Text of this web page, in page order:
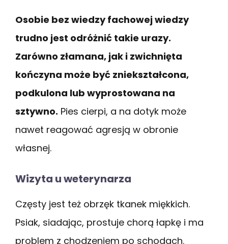
Osobie bez wiedzy fachowej wiedzy
trudno jest odróżnić takie urazy.
Zarówno złamana, jak i zwichnięta
kończyna może być zniekształcona,
podkulona lub wyprostowana na
sztywno. Pies cierpi, a na dotyk może
nawet reagować agresją w obronie
własnej.
Wizyta u weterynarza
Częsty jest też obrzęk tkanek miękkich.
Psiak, siadając, prostuje chorą łapkę i ma
problem z chodzeniem po schodach.